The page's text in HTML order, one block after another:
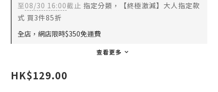
至08/30 16:00截止 指定分類，【終極激減】大人指定款
式 買3件85折
全店，網店限時$350免運費
查看更多
HK$129.00